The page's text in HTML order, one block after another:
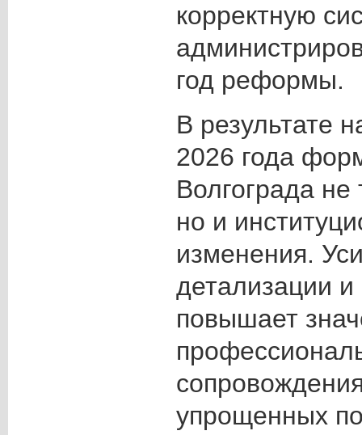
корректную
год реформы.
В результате
2026 года
Волгограда
но и
изменения.
детализации и
повышает
упрощенных